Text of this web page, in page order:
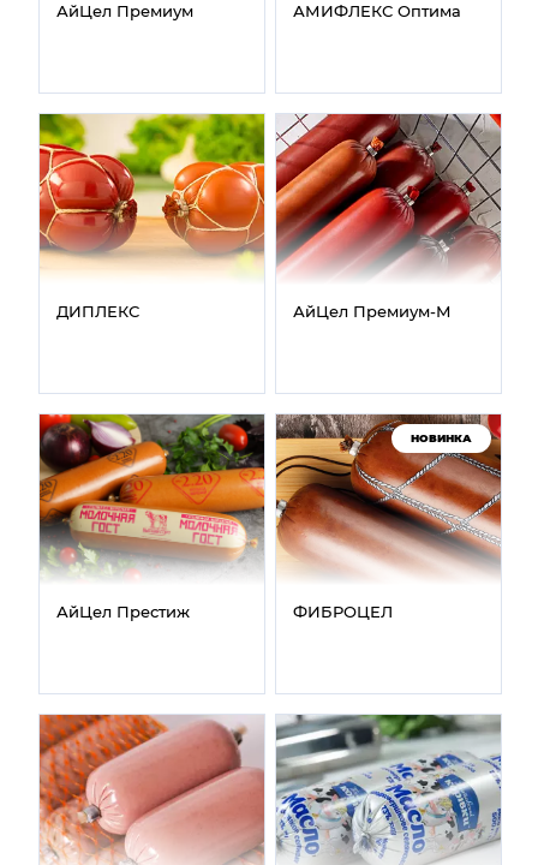
АйЦел Премиум АМИФЛЕКС Оптима
ДИПЛЕКС АйЦел Премиум‑М
АйЦел Престиж
НОВИНКА
ФИБРОЦЕЛ